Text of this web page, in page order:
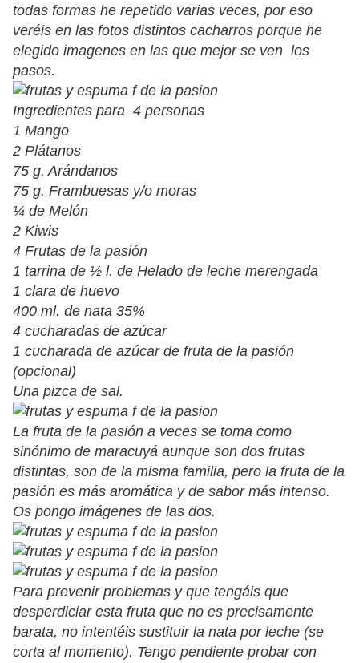
todas formas he repetido varias veces, por eso
veréis en las fotos distintos cacharros porque he
elegido imagenes en las que mejor se ven los
pasos.
Ingredientes para 4 personas
1 Mango
2 Plátanos
75 g. Arándanos
75 g. Frambuesas y/o moras
¼ de Melón
2 Kiwis
4 Frutas de la pasión
1 tarrina de ½ l. de Helado de leche merengada
1 clara de huevo
400 ml. de nata 35%
4 cucharadas de azúcar
1 cucharada de azúcar de fruta de la pasión
(opcional)
Una pizca de sal.
La fruta de la pasión a veces se toma como
sinónimo de maracuyá aunque son dos frutas
distintas, son de la misma familia, pero la fruta de la
pasión es más aromática y de sabor más intenso.
Os pongo imágenes de las dos.
Para prevenir problemas y que tengáis que
desperdiciar esta fruta que no es precisamente
barata, no intentéis sustituir la nata por leche (se
corta al momento). Tengo pendiente probar con